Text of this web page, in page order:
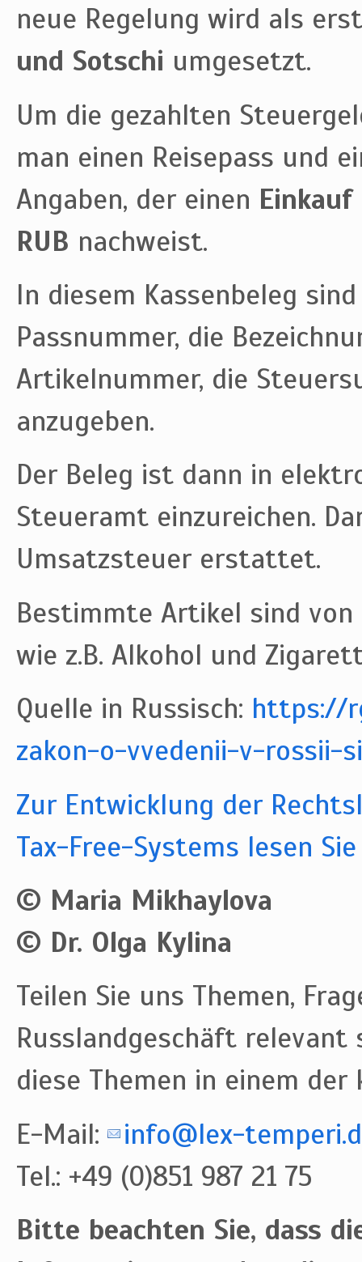
neue Regelung wird als
und Sotschi umgesetzt.
Um die gezahlten
man einen Reisepass und
Angaben, der einen
RUB nachweist.
In diesem Kassenbeleg
Passnummer, die
Artikelnummer, die
anzugeben.
Der Beleg ist dann in
Steueramt einzureichen.
Umsatzsteuer erstattet.
Bestimmte Artikel sind
wie z.B. Alkohol und
Quelle in Russisch: https://
zakon-o-vvedenii-v-rossii-
Zur Entwicklung der
Tax-Free-Systems lesen
© Maria Mikhaylova
© Dr. Olga Kylina
Teilen Sie uns Themen,
Russlandgeschäft relevant
diese Themen in einem
E-Mail:
info@lex-
Tel.: +49 (0)851 987 21 75
Bitte beachten Sie, dass